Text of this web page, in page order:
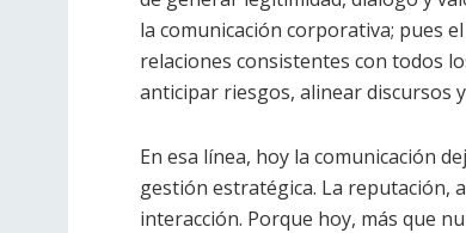
la comunicación corporativa; pues
relaciones consistentes con todos
anticipar riesgos, alinear discursos
En esa línea, hoy la comunicación
gestión estratégica. La reputación,
interacción. Porque hoy, más que